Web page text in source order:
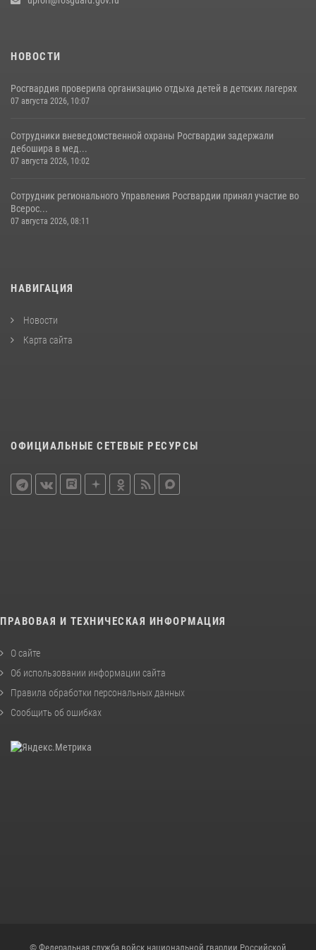
НОВОСТИ
Росгвардия проверила организацию отдыха детей в детских лагерях
07 августа 2026, 10:07
Сотрудники вневедомственной охраны Росгвардии задержали
дебошира в мед...
07 августа 2026, 10:02
Сотрудник регионального Управления Росгвардии принял участие во
Всерос...
07 августа 2026, 08:11
НАВИГАЦИЯ
Новости
Карта сайта
ОФИЦИАЛЬНЫЕ СЕТЕВЫЕ РЕСУРСЫ
ПРАВОВАЯ И ТЕХНИЧЕСКАЯ ИНФОРМАЦИЯ
О сайте
Об использовании информации сайта
Правила обработки персональных данных
Сообщить об ошибках
© Федеральная служба войск национальной гвардии Российской